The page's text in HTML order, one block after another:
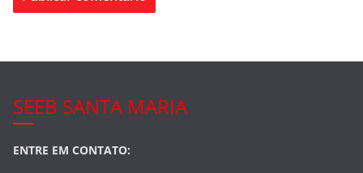
SEEB SANTA MARIA
ENTRE EM CONTATO: